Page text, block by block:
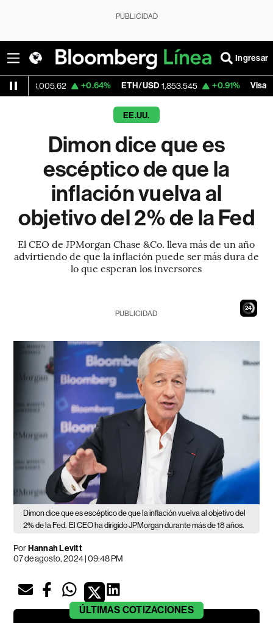
PUBLICIDAD
Ingresar
+0.64% ETH/USD 1,853.545 +0.91% Visa 366.13 -
EE.UU.
Dimon dice que es
escéptico de que la
inflación vuelva al
objetivo del 2% de la Fed
El CEO de JPMorgan Chase &Co. lleva más de un año
advirtiendo de que la inflación puede ser más dura de
lo que esperan los inversores
23
PUBLICIDAD
Dimon dice que es escéptico de que la inflación vuelva al objetivo del
2% de la Fed. El CEO ha dirigido JPMorgan durante más de 18 años.
PorHannah Levitt
07 de agosto, 2024 | 09:48 PM
ÚLTIMAS COTIZACIONES